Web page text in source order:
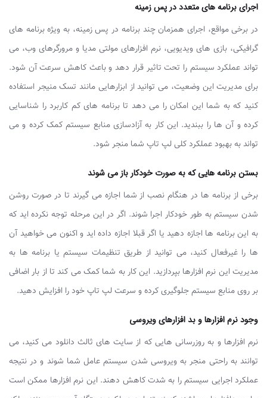
اجرای برنامه‌ های متعدد در پس زمینه
در برخی مواقع، اجرای همزمان چند برنامه در پس‌ زمینه، به ویژه برنامه‌ های
گرافیکی، بازی‌ های ویدیویی، نرم‌ افزارهای مولتی ‌مدیا و مرورگرهای وب، می‌
تواند عملکرد سیستم را تحت تاثیر قرار دهد و باعث کاهش سرعت آن شود.
برای مدیریت این وضعیت، می ‌توانید از ابزارهایی مانند تسک منیجر استفاده
کنید که به شما این امکان را می ‌دهد تا برنامه ‌های کم‌ کاربرد را شناسایی
کرده و آن‌ ها را ببندید. این کار به آزادسازی منابع سیستم کمک کرده و می
‌تواند به بهبود عملکرد کلی لپ ‌تاپ شما منجر شود.
بستن برنامه‌ هایی که به صورت خودکار باز می‌ شوند
برخی از برنامه‌ ها در هنگام نصب از شما اجازه می‌ گیرند تا در صورت روشن
شدن سیستم به‌ طور خودکار اجرا شوند. اگر در این مرحله توجه نکرده ‌اید که
به این برنامه ‌ها اجازه دهید یا اگر قبلا اجازه داده ‌اید و اکنون می ‌خواهید آن
‌ها را غیرفعال کنید، می‌ توانید از طریق تنظیمات سیستم یا برنامه ‌ها به
مدیریت این نرم ‌افزارها بپردازید. این کار به شما کمک می‌ کند تا از بار اضافی
بر روی منابع سیستم جلوگیری کرده و سرعت لپ ‌تاپ خود را افزایش دهید.
وجود نرم ‌افزارها و بد افزارهای ویروسی
نرم ‌افزارها و به‌ روزرسانی ‌هایی که از سایت ‌های ثالث دانلود می ‌کنید، می
‌توانند به ‌راحتی منجر به ویروسی شدن سیستم عامل شما شوند و در نتیجه
عملکرد اجرایی سیستم را به شدت کاهش دهند. این نرم‌ افزارها ممکن است